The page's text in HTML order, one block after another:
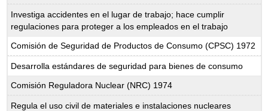
Investiga accidentes en el lugar de trabajo; hace cumplir
regulaciones para proteger a los empleados en el trabajo
Comisión de Seguridad de Productos de Consumo (CPSC) 1972
Desarrolla estándares de seguridad para bienes de consumo
Comisión Reguladora Nuclear (NRC) 1974
Regula el uso civil de materiales e instalaciones nucleares